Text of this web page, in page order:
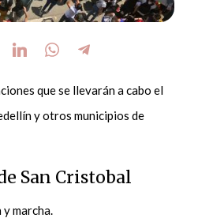
que se llevarán a cabo el
y otros municipios de
San Cristobal
marcha.